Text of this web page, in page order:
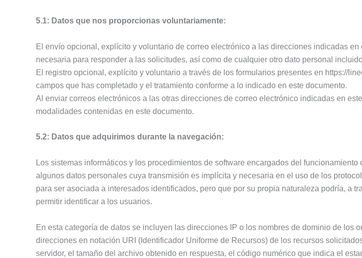
5.1: Datos que nos proporcionas voluntariamente:
El envío opcional, explícito y voluntario de correo electrónico a las direcciones indicadas
necesaria para responder a las solicitudes, así como de cualquier otro dato personal
El registro opcional, explícito y voluntario a través de los formularios presentes en https://
campos que has completado y el tratamiento conforme a lo indicado en este documento.
Al enviar correos electrónicos a las otras direcciones de correo electrónico indicadas en
modalidades contenidas en este documento.
5.2: Datos que adquirimos durante la navegación:
Los sistemas informáticos y los procedimientos de software encargados del
algunos datos personales cuya transmisión es implícita y necesaria en el uso de los
para ser asociada a interesados identificados, pero que por su propia naturaleza podría, a
permitir identificar a los usuarios.
En esta categoría de datos se incluyen las direcciones IP o los nombres de dominio de los
direcciones en notación URI (Identificador Uniforme de Recursos) de los recursos
servidor, el tamaño del archivo obtenido en respuesta, el código numérico que indica el